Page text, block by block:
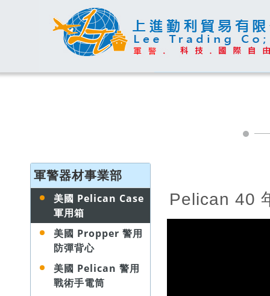
軍警器材事業部
美國 Pelican Case
軍用箱
美國 Propper 警用
防彈背心
美國 Pelican 警用
戰術手電筒
Pelican 40